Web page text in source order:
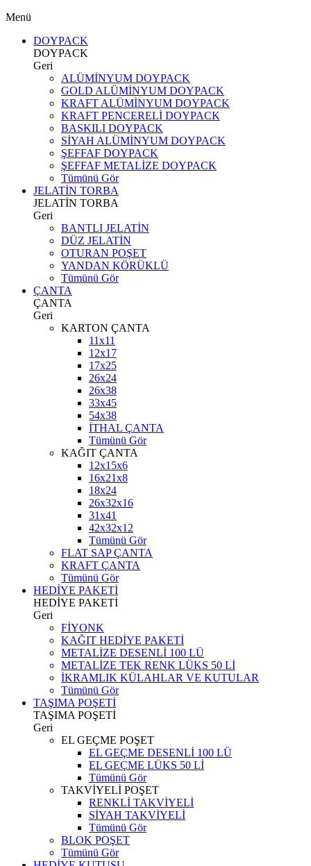
Menü
DOYPACK
DOYPACK
Geri
ALÜMİNYUM DOYPACK
GOLD ALÜMİNYUM DOYPACK
KRAFT ALÜMİNYUM DOYPACK
KRAFT PENCERELİ DOYPACK
BASKILI DOYPACK
SİYAH ALÜMİNYUM DOYPACK
ŞEFFAF DOYPACK
ŞEFFAF METALİZE DOYPACK
Tümünü Gör
JELATİN TORBA
JELATİN TORBA
Geri
BANTLI JELATİN
DÜZ JELATİN
OTURAN POŞET
YANDAN KÖRÜKLÜ
Tümünü Gör
ÇANTA
ÇANTA
Geri
KARTON ÇANTA
11x11
12x17
17x25
26x24
26x38
33x45
54x38
İTHAL ÇANTA
Tümünü Gör
KAĞIT ÇANTA
12x15x6
16x21x8
18x24
26x32x16
31x41
42x32x12
Tümünü Gör
FLAT SAP ÇANTA
KRAFT ÇANTA
Tümünü Gör
HEDİYE PAKETİ
HEDİYE PAKETİ
Geri
FİYONK
KAĞIT HEDİYE PAKETİ
METALİZE DESENLİ 100 LÜ
METALİZE TEK RENK LÜKS 50 Lİ
İKRAMLIK KÜLAHLAR VE KUTULAR
Tümünü Gör
TAŞIMA POŞETİ
TAŞIMA POŞETİ
Geri
EL GEÇME POŞET
EL GEÇME DESENLİ 100 LÜ
EL GEÇME LÜKS 50 Lİ
Tümünü Gör
TAKVİYELİ POŞET
RENKLİ TAKVİYELİ
SİYAH TAKVİYELİ
Tümünü Gör
BLOK POŞET
Tümünü Gör